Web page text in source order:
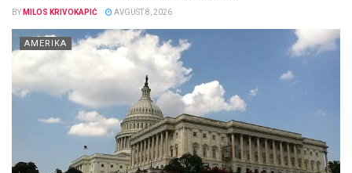
BY MILOS KRIVOKAPIĆ AVGUST 8, 2026
AMERIKA